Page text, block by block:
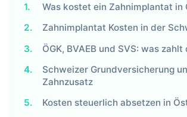
1.
Was kostet ein Zahnimplantat in
2.
Zahnimplantat Kosten in der
3.
ÖGK, BVAEB und SVS: was zahlt
4.
Schweizer Grundversicherung
Zahnzusatz
5.
Kosten steuerlich absetzen in